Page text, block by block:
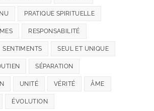
PRATIQUE SPIRITUELLE
RESPONSABILITÉ
SENTIMENTS SEUL ET UNIQUE
SÉPARATION
UNITÉ VÉRITÉ ÂME
ÉVOLUTION